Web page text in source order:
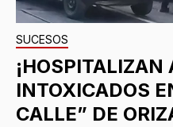
SUCESOS
¡HOSPITALIZAN
INTOXICADOS
CALLE” DE